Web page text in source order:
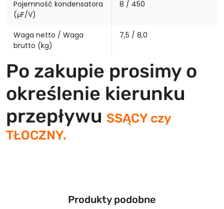
Pojemność kondensatora
(μF/V)
8 / 450
Waga netto / Waga
brutto (kg)
7,5 / 8,0
Po zakupie prosimy o
określenie kierunku
przepływu SSĄCY czy
TŁOCZNY.
Pomiń karuzelę produktów
Produkty
Produkty podobne